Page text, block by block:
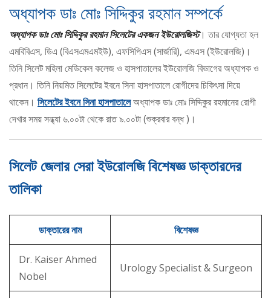
অধ্যাপক ডাঃ মোঃ সিদ্দিকুর রহমান সম্পর্কে
অধ্যাপক ডাঃ মোঃ সিদ্দিকুর রহমান সিলেটের একজন ইউরোলজিস্ট। তার যোগ্যতা হল
এমবিবিএস, ডিএ (বিএসএমএমইউ), এফসিপিএস (সার্জারি), এমএস (ইউরোলজি)।
তিনি সিলেট মহিলা মেডিকেল কলেজ ও হাসপাতালের ইউরোলজি বিভাগের অধ্যাপক ও
প্রধান। তিনি নিয়মিত সিলেটের ইবনে সিনা হাসপাতালে রোগীদের চিকিৎসা দিয়ে
থাকেন। সিলেটের ইবনে সিনা হাসপাতালেঅধ্যাপক ডাঃ মোঃ সিদ্দিকুর রহমানের রোগী
দেখার সময় সন্ধ্যা ৬.০০টা থেকে রাত ৯.০০টা (শুক্রবার বন্ধ )।
সিলেট জেলার সেরা ইউরোলজি বিশেষজ্ঞ ডাক্তারদের
তালিকা
ডাক্তারের নাম বিশেষজ্ঞ
Dr. Kaiser Ahmed
Nobel
Urology Specialist & Surgeon